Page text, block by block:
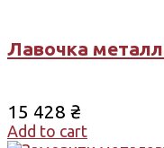
Лавочка
15 428 ₴
Add to cart